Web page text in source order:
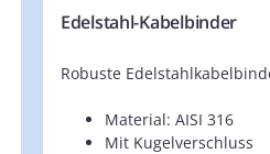
Edelstahl-Kabelbinder
Robuste
Material: AISI 316
Mit Kugelverschluss